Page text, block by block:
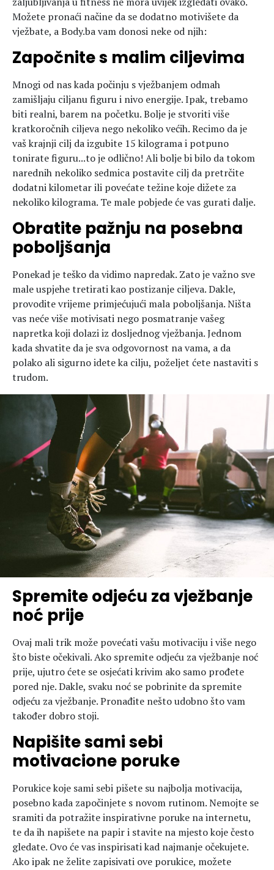
Možete pronaći načine da se dodatno motivišete da
vježbate, a Body.ba vam donosi neke od njih:
Započnite s malim ciljevima
Mnogi od nas kada počinju s vježbanjem odmah
zamišljaju ciljanu figuru i nivo energije. Ipak, trebamo
biti realni, barem na početku. Bolje je stvoriti više
kratkoročnih ciljeva nego nekoliko većih. Recimo da je
vaš krajnji cilj da izgubite 15 kilograma i potpuno
tonirate figuru...to je odlično! Ali bolje bi bilo da tokom
narednih nekoliko sedmica postavite cilj da pretrčite
dodatni kilometar ili povećate težine koje dižete za
nekoliko kilograma. Te male pobjede će vas gurati dalje.
Obratite pažnju na posebna
poboljšanja
Ponekad je teško da vidimo napredak. Zato je važno sve
male uspjehe tretirati kao postizanje ciljeva. Dakle,
provodite vrijeme primjećujući mala poboljšanja. Ništa
vas neće više motivisati nego posmatranje vašeg
napretka koji dolazi iz dosljednog vježbanja. Jednom
kada shvatite da je sva odgovornost na vama, a da
polako ali sigurno idete ka cilju, poželjet ćete nastaviti s
trudom.
Spremite odjeću za vježbanje
noć prije
Ovaj mali trik može povećati vašu motivaciju i više nego
što biste očekivali. Ako spremite odjeću za vježbanje noć
prije, ujutro ćete se osjećati krivim ako samo prođete
pored nje. Dakle, svaku noć se pobrinite da spremite
odjeću za vježbanje. Pronađite nešto udobno što vam
također dobro stoji.
Napišite sami sebi
motivacione poruke
Porukice koje sami sebi pišete su najbolja motivacija,
posebno kada započinjete s novom rutinom. Nemojte se
sramiti da potražite inspirativne poruke na internetu,
te da ih napišete na papir i stavite na mjesto koje često
gledate. Ovo će vas inspirisati kad najmanje očekujete.
Ako ipak ne želite zapisivati ove porukice, možete